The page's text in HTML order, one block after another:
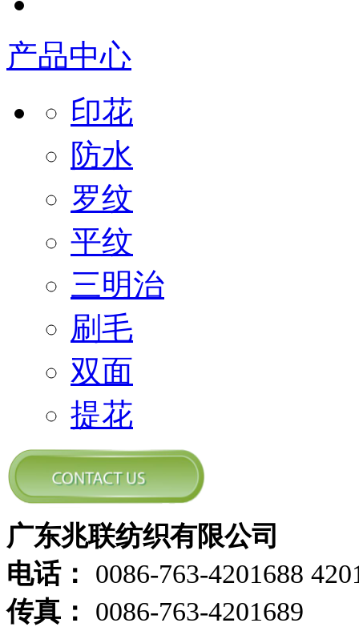
产品中心
印花
防水
罗纹
平纹
三明治
刷毛
双面
提花
广东兆联纺织有限公司
电话：
0086-763-4201688
传真：
0086-763-4201689